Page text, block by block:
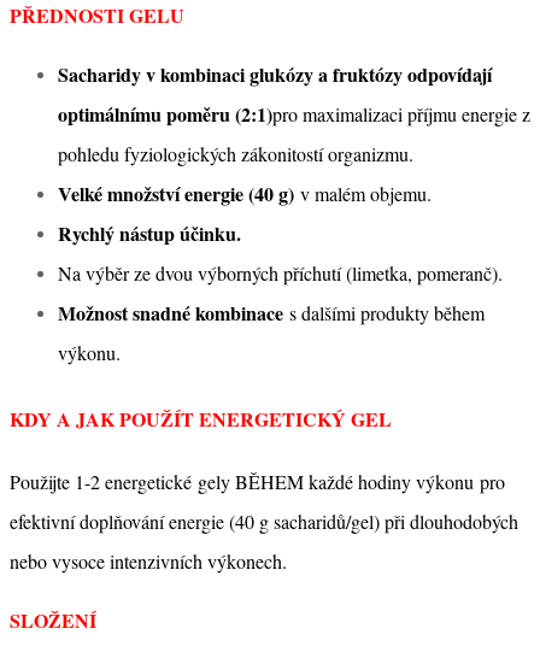
PŘEDNOSTI GELU
Sacharidy v kombinaci glukózy a fruktózy odpovídají
optimálnímu poměru (2:1)pro maximalizaci příjmu energie z
pohledu fyziologických zákonitostí organizmu.
Velké množství energie (40 g) v malém objemu.
Rychlý nástup účinku.
Na výběr ze dvou výborných příchutí (limetka, pomeranč).
Možnost snadné kombinace s dalšími produkty během
výkonu.
KDY A JAK POUŽÍT ENERGETICKÝ GEL
Použijte 1-2 energetické gely BĚHEM každé hodiny výkonu pro
efektivní doplňování energie (40 g sacharidů/gel) při dlouhodobých
nebo vysoce intenzivních výkonech.
SLOŽENÍ